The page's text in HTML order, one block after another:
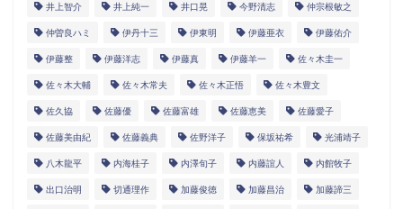
井上智介 井上純一 井口晃 今野清志 仲宗根敏之
仲曽良ハミ 伊丹十三 伊東明 伊藤亜衣 伊藤佑介
伊藤整 伊藤洋志 伊藤真 伊藤羊一 佐々木圭一
佐々木大輔 佐々木常夫 佐々木正悟 佐々木豊文
佐久協 佐藤優 佐藤富雄 佐藤恵美 佐藤愛子
佐藤美由紀 佐藤義典 佐野洋子 保坂祐希 光浦靖子
八木龍平 内海桂子 内澤旬子 内藤誼人 内館牧子
出口治明 切通理作 加藤俊徳 加藤昌治 加藤諦三